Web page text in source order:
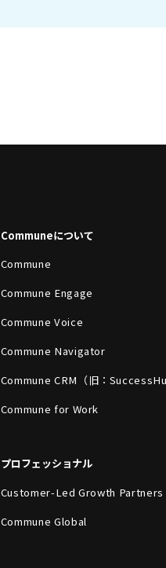
Communeについて
Commune
Commune Engage
Commune Voice
Commune Navigator
Commune CRM（旧：
Commune for Work
プロフェッショナル
Customer-Led Growth Partners
Commune Global